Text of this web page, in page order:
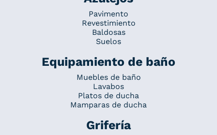
Pavimento
Revestimiento
Baldosas
Suelos
Equipamiento de baño
Muebles de baño
Lavabos
Platos de ducha
Mamparas de ducha
Grifería